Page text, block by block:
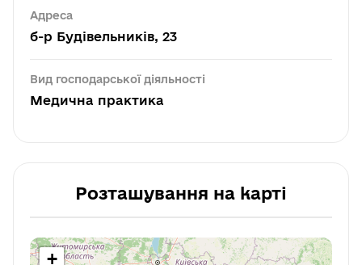
Адреса
б-р Будівельників, 23
Вид господарської діяльності
Медична практика
Розташування на карті
+